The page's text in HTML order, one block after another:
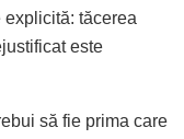
explicită: tăcerea
este
să fie prima care